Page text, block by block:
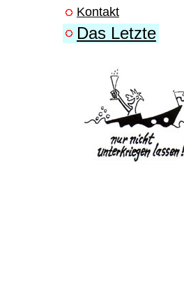
Kontakt
Das Letzte